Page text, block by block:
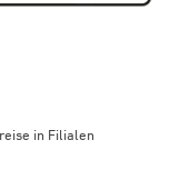
in Filialen